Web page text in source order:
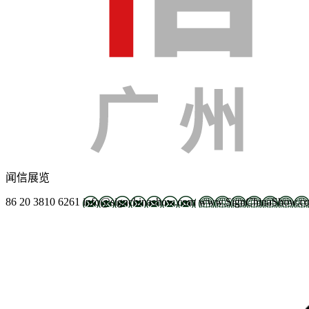
闻信展览
86 20 3810 6261 info@signchinashow.com